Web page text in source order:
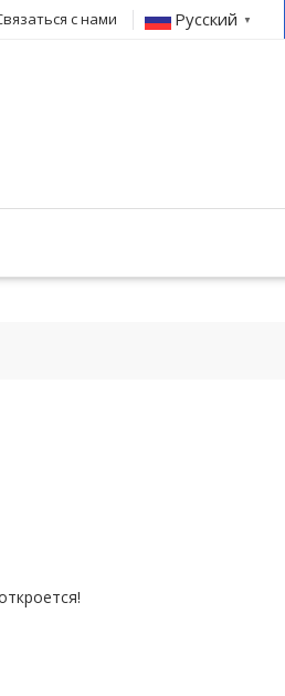
с нами Русский ▼